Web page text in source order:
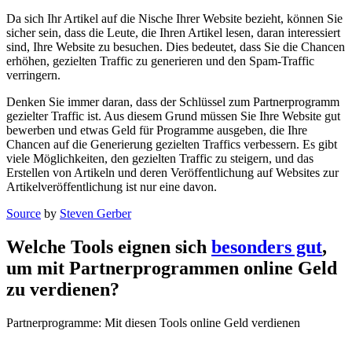
Da sich Ihr Artikel auf die Nische Ihrer Website bezieht, können Sie
sicher sein, dass die Leute, die Ihren Artikel lesen, daran interessiert
sind, Ihre Website zu besuchen. Dies bedeutet, dass Sie die Chancen
erhöhen, gezielten Traffic zu generieren und den Spam-Traffic
verringern.
Denken Sie immer daran, dass der Schlüssel zum Partnerprogramm
gezielter Traffic ist. Aus diesem Grund müssen Sie Ihre Website gut
bewerben und etwas Geld für Programme ausgeben, die Ihre
Chancen auf die Generierung gezielten Traffics verbessern. Es gibt
viele Möglichkeiten, den gezielten Traffic zu steigern, und das
Erstellen von Artikeln und deren Veröffentlichung auf Websites zur
Artikelveröffentlichung ist nur eine davon.
Source by Steven Gerber
Welche Tools eignen⁢ sich‌ besonders gut,
um mit‍ Partnerprogrammen online‌ Geld
zu verdienen?
Partnerprogramme: Mit diesen Tools online Geld‌ verdienen